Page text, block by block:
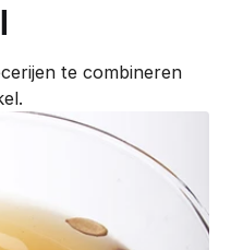
e
te combineren